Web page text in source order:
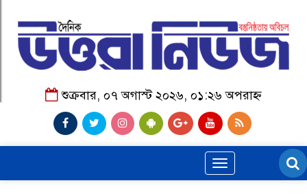
শুক্রবার, ০৭ অগাস্ট ২০২৬, ০১:২৬ অপরাহ্ন
Toggle
navigation